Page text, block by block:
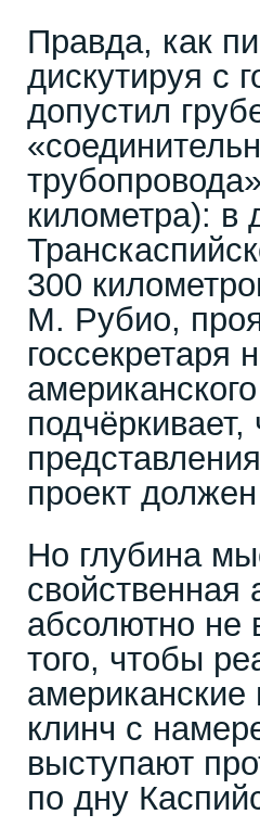
Правда, как
дискутируя с
допустил
километра): в
300
М. Рубио,
госсекретаря
проект
Но глубина
свойственная
абсолютно не
того, чтобы
клинч с
выступают
по дну